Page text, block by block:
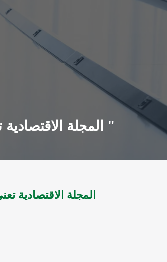
المجلة الاقتصادية تعني بالجانب الاقتصادي للدولة ع3 ل1999 - ع73 ل 2002 " اعداد متفرقة "